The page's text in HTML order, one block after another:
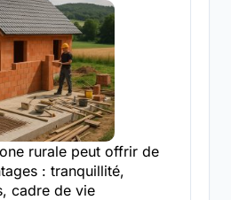
rurale peut offrir de
: tranquillité,
cadre de vie